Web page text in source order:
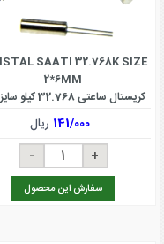
SAATI 32.768K SIZE
2*6MM
میلی متر
141/000 ریال
سفارش این محصول